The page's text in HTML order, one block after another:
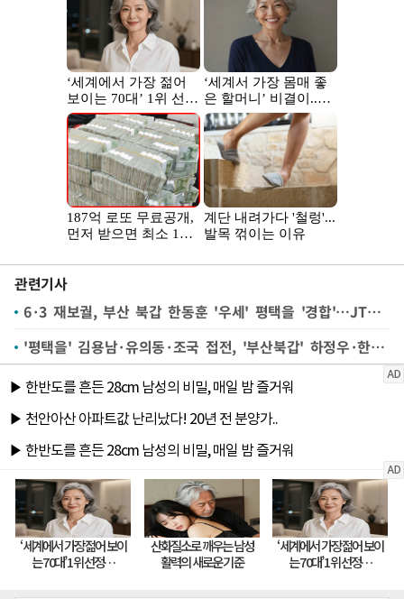
관련기사
6·3 재보궐, 부산 북갑 한동훈 '우세' 평택을 '경합'…JTBC 예측조사
'평택을' 김용남·유의동·조국 접전, '부산북갑' 하정우·한동훈 경합…방송3사 출구조사(종합)